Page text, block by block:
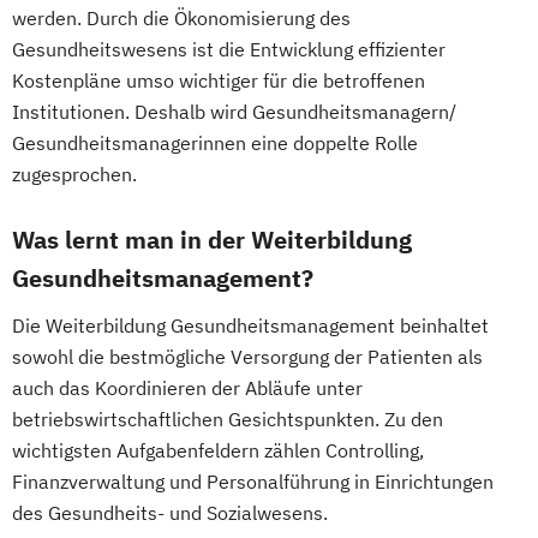
Fachberater für Nahrungsergänzungsmittel
Fachkraft für Betriebliches
Gesundheitsmanagement
Fachtrainer/in für Sportrehabilitation
Gesundheitsförderung (IHK)
Fachwirt/in im Gesundheits- und
Sozialwesen (IHK)
Food Coach
Ganzheitlicher Ernährungsberater
Geprüfter Ernährungsfachwirt
Geprüfter Fachwirt für Prävention und
Gesundheitsförderung (IHK)
Geprüfter Fachwirt im Betrieblichen
werden. Durch die Ökonomisierung des
Gesundheitswesens ist die Entwicklung effizienter
Kostenpläne umso wichtiger für die betroffenen
Institutionen. Deshalb wird Gesundheitsmanagern/
Gesundheitsmanagerinnen eine doppelte Rolle
zugesprochen.
Was lernt man in der Weiterbildung
Gesundheitsmanagement?
Die Weiterbildung Gesundheitsmanagement beinhaltet
sowohl die bestmögliche Versorgung der Patienten als
auch das Koordinieren der Abläufe unter
betriebswirtschaftlichen Gesichtspunkten. Zu den
wichtigsten Aufgabenfeldern zählen Controlling,
Finanzverwaltung und Personalführung in Einrichtungen
des Gesundheits- und Sozialwesens.